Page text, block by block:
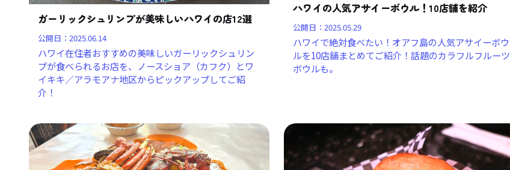
ガーリックシュリンプが美味しいハワイの店12選
公開日：2025.06.14
ハワイ在住者おすすめの美味しいガーリックシュリン
プが食べられるお店を、ノースショア（カフク）とワ
イキキ／アラモアナ地区からピックアップしてご紹
介！
ハワイの人気アサイーボウル！10店舗を紹介
公開日：2025.05.29
ハワイで絶対食べたい！オアフ島の人気アサイーボウ
ルを10店舗まとめてご紹介！話題のカラフルフルーツ
ボウルも。